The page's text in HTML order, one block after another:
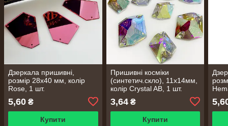
Дзеркала пришивні,
розмір 28х40 мм, колір
Rose, 1 шт.
5,60 ₴
Купити
Пришивні косміки
(синтетич.скло), 11х14мм,
колір Crystal AB, 1 шт.
3,64₴
Купити